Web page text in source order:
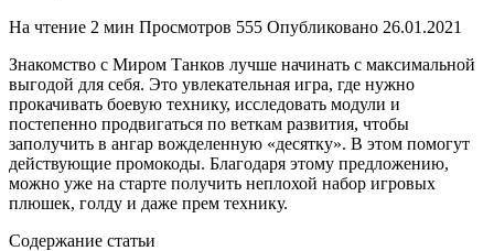
На чтение 2 мин Просмотров 555 Опубликовано 26.01.2021
Знакомство с Миром Танков лучше начинать с максимальной
выгодой для себя. Это увлекательная игра, где нужно
прокачивать боевую технику, исследовать модули и
постепенно продвигаться по веткам развития, чтобы
заполучить в ангар вожделенную «десятку». В этом помогут
действующие промокоды. Благодаря этому предложению,
можно уже на старте получить неплохой набор игровых
плюшек, голду и даже прем технику.
Содержание статьи